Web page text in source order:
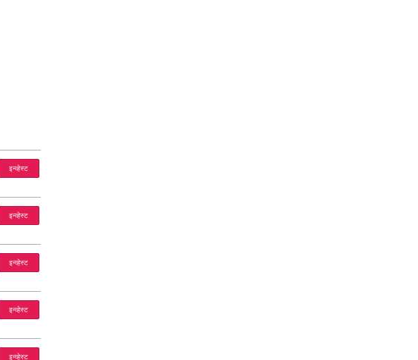
इन्व्हेस्ट
इन्व्हेस्ट
इन्व्हेस्ट
इन्व्हेस्ट
इन्व्हेस्ट